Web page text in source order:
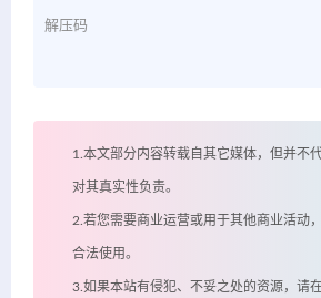
解压码
1.本文部分内容转载自其它媒体，但并不
对其真实性负责。
2.若您需要商业运营或用于其他商业活动
合法使用。
3.如果本站有侵犯、不妥之处的资源，请